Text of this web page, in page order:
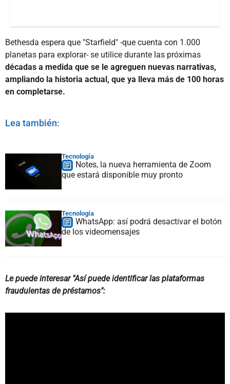
Bethesda espera que "Starfield" -que cuenta con 1.000
planetas para explorar- se utilice durante las próximas
décadas a medida que se le agreguen nuevas narrativas,
ampliando la historia actual, que ya lleva más de 100 horas
en completarse.
Lea también:
Tecnología
Notes, la nueva herramienta de Zoom
que estará disponible muy pronto
Tecnología
WhatsApp: así podrá desactivar el botón
de los videomensajes
Le puede interesar "Así puede identificar las plataformas
fraudulentas de préstamos":